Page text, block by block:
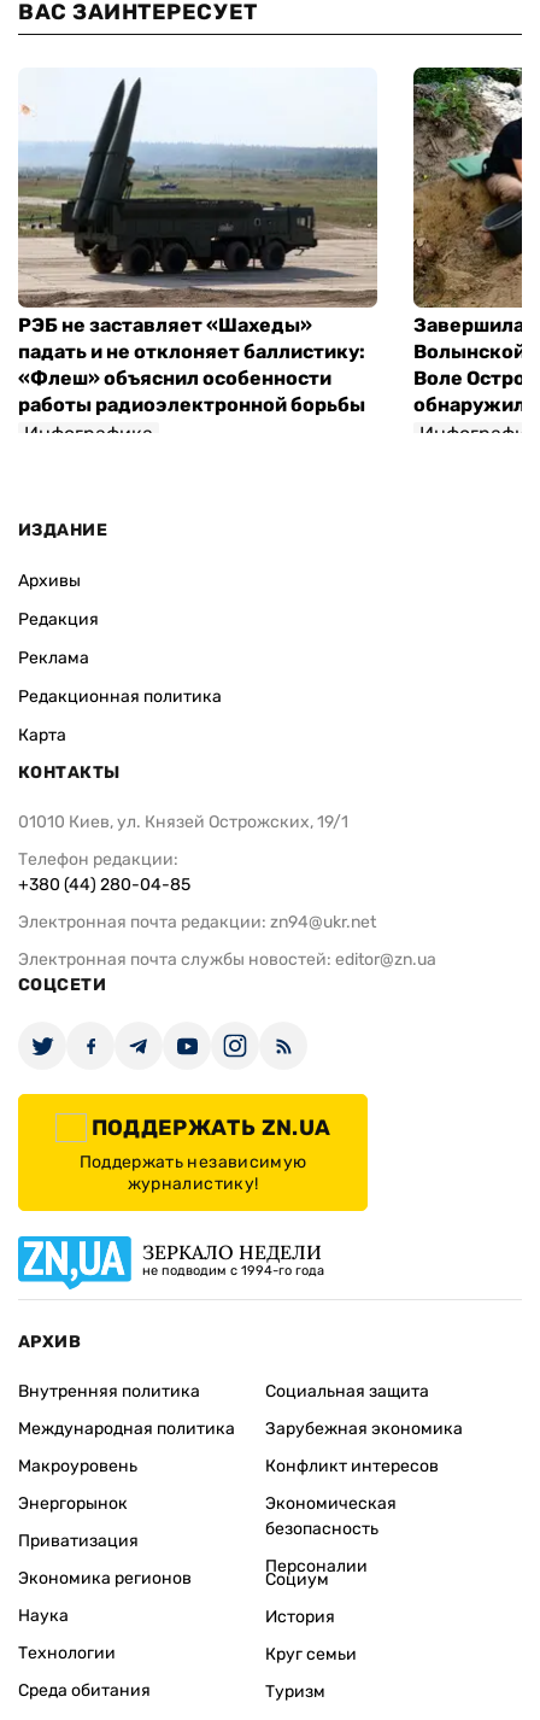
ВАС ЗАИНТЕРЕСУЕТ
РЭБ не заставляет «Шахеды»
падать и не отклоняет баллистику:
«Флеш» объяснил особенности
работы радиоэлектронной борьбы
Инфографика
Волынской
Воле
обнаружили
ИЗДАНИЕ
Архивы
Редакция
Реклама
Редакционная политика
Карта
КОНТАКТЫ
01010 Киев, ул. Князей Острожских, 19/1
Телефон редакции:
+380 (44) 280-04-85
Электронная почта редакции: zn94@ukr.net
Электронная почта службы новостей: editor@zn.ua
СОЦСЕТИ
ПОДДЕРЖАТЬ ZN.UA
Поддержать независимую
журналистику!
ЗЕРКАЛО НЕДЕЛИ
не подводим с 1994-го года
АРХИВ
Внутренняя политика
Международная политика
Макроуровень
Энергорынок
Приватизация
Экономика регионов
Социальная защита
Зарубежная экономика
Конфликт интересов
Экономическая
безопасность
Персоналии
Наука
Технологии
Среда обитания
Социум
История
Круг семьи
Туризм